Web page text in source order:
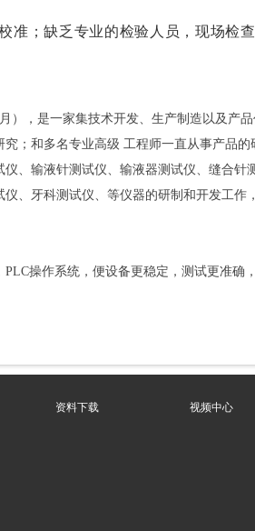
准；缺乏专业的检验人员，现场检
），是一家集技术开发、生产制造以及产
；和多名专业高级 工程师一直从事产品的
、输液针测试仪、输液器测试仪、缝合针
、牙科测试仪、等仪器的研制和开发工
操作系统，便设备更稳定，测试更准确
资料下载 视频中心